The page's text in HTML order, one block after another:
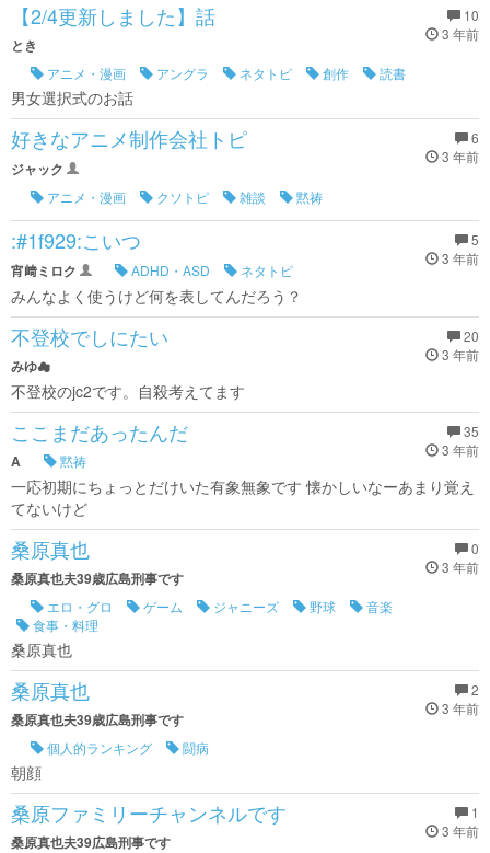
10
3 年前
【2/4更新しました】話
とき
アニメ・漫画 アングラ ネタトピ 創作 読書
男女選択式のお話
6
3 年前
好きなアニメ制作会社トピ
ジャック
アニメ・漫画 クソトピ 雑談 黙祷
5
3 年前
:#1f929:こいつ
宵﨑ミロク ADHD・ASD ネタトピ
みんなよく使うけど何を表してんだろう？
20
3 年前
不登校でしにたい
みゆ☁
不登校のjc2です。自殺考えてます
35
3 年前
ここまだあったんだ
A 黙祷
一応初期にちょっとだけいた有象無象です 懐かしいなーあまり覚え
てないけど
0
3 年前
桑原真也
桑原真也夫39歳広島刑事です
エロ・グロ ゲーム ジャニーズ 野球
音楽
食事・料理
桑原真也
2
3 年前
桑原真也
桑原真也夫39歳広島刑事です
個人的ランキング 闘病
朝顔
1
3 年前
桑原ファミリーチャンネルです
桑原真也夫39広島刑事です